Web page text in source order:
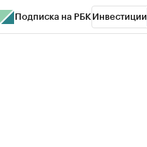
Подписка на РБК Инвестиции